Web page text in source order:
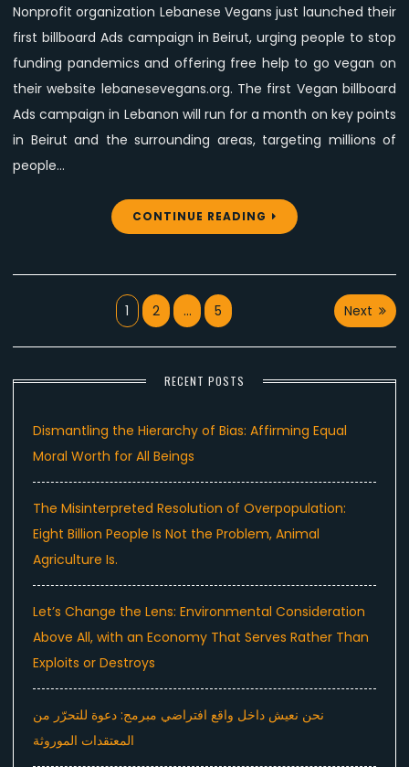
Billboard
Ads
Campaign
Nonprofit organization Lebanese Vegans just launched their
first billboard Ads campaign in Beirut, urging people to stop
funding pandemics and offering free help to go vegan on
their website lebanesevegans.org. The first Vegan billboard
Ads campaign in Lebanon will run for a month on key points
in Beirut and the surrounding areas, targeting millions of
people…
CONTINUE READING
1 2 … 5 Next
RECENT POSTS
Dismantling the Hierarchy of Bias: Affirming Equal
Moral Worth for All Beings
The Misinterpreted Resolution of Overpopulation:
Eight Billion People Is Not the Problem, Animal
Agriculture Is.
Let’s Change the Lens: Environmental Consideration
Above All, with an Economy That Serves Rather Than
Exploits or Destroys
نحن نعيش داخل واقع افتراضي مبرمج: دعوة للتحرّر من
المعتقدات الموروثة